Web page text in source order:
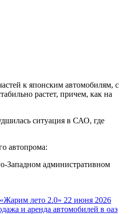
к японским автомобилям, с
растет, причем, как на
ситуация в САО, где
автопрома:
Западном административном
лето 2.0» 22 июня 2026
и аренда автомобилей в оаэ